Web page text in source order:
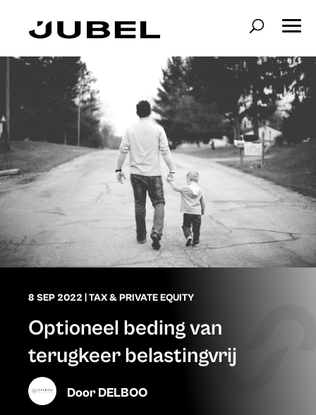
8 SEP 2022 TAX & PRIVATE EQUITY
Optioneel beding van
terugkeer belastingvrij
DoorDELBOO